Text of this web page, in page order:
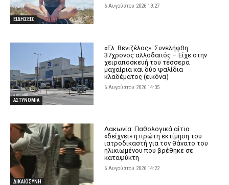
ΕΙΔΗΣΕΙΣ
6 Αυγούστου 2026 19:27
ΑΣΤΥΝΟΜΙΑ
«Ελ. Βενιζέλος»: Συνελήφθη
37χρονος αλλοδαπός – Είχε στην
χειραποσκευή του τέσσερα
μαχαίρια και δύο ψαλίδια
κλαδέματος (εικόνα)
6 Αυγούστου 2026 14:35
ΔΙΚΑΙΟΣΥΝΗ
Λακωνία: Παθολογικά αίτια
«δείχνει» η πρώτη εκτίμηση του
ιατροδικαστή για τον θάνατο του
ηλικιωμένου που βρέθηκε σε
καταψύκτη
6 Αυγούστου 2026 14:22